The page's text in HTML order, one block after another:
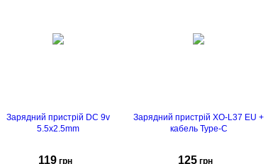
Зарядний пристрій DC 9v
5.5x2.5mm
119 грн
Зарядний пристрій XO-L37 EU +
кабель Type-C
125 грн